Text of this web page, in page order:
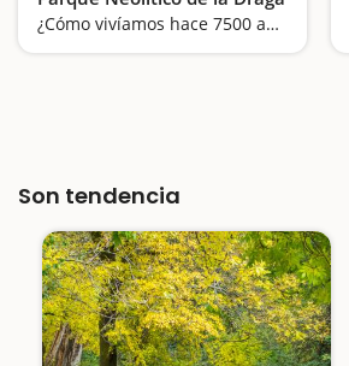
¿Cómo vivíamos hace 7500 años? Esta visita nos permite entrar a diferentes cabañas
Son tendencia